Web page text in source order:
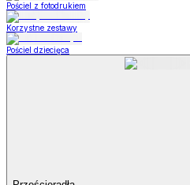
Pościel z fotodrukiem
Korzystne zestawy
Pościel dziecięca